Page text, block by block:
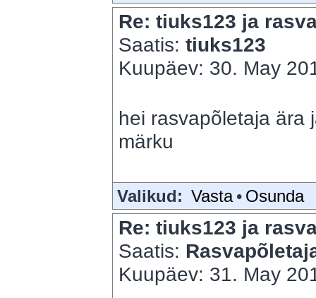
Re: tiuks123 ja
Saatis: tiuks123
Kuupäev: 30. May
hei rasvapõletaja ära
märku
Valikud: Vasta • Osunda
Re: tiuks123 ja
Saatis:
Kuupäev: 31. May